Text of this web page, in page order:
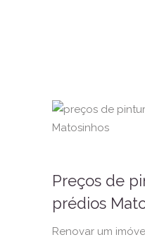
Preços de
prédios
Renovar um